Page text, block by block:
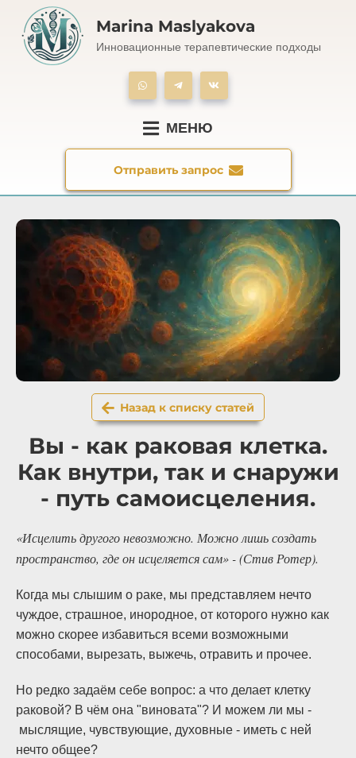
Marina Maslyakova
Инновационные терапевтические подходы
МЕНЮ
Отправить запрос
Назад к списку статей
Вы - как раковая клетка.
Как внутри, так и снаружи
- путь самоисцеления.
«Исцелить другого невозможно. Можно лишь создать
пространство, где он исцеляется сам» -(Стив Ротер).
Когда мы слышим о раке, мы представляем нечто
чуждое, страшное, инородное, от которого нужно как
можно скорее избавиться всеми возможными
способами, вырезать, выжечь, отравить и прочее.
Но редко задаём себе вопрос: а что делает клетку
раковой? В чём она "виновата"? И можем ли мы -
мыслящие, чувствующие, духовные - иметь с ней
нечто общее?